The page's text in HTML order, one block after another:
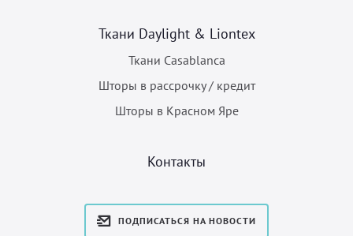
Ткани Daylight & Liontex
Ткани Casablanca
Шторы в рассрочку / кредит
Шторы в Красном Яре
Контакты
ПОДПИСАТЬСЯ НА НОВОСТИ